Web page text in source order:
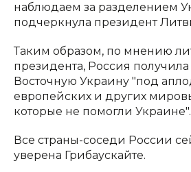
наблюдаем за разделением
подчеркнула президент
Таким образом, по мнению
президента, Россия
Восточную Украину "под
европейских и других
которые не помогли Украине".
Все страны-соседи России
уверена Грибаускайте.